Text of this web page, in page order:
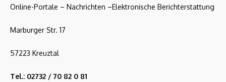
Online-Portale – Nachrichten –Elektronische Berichterstattung
Marburger Str. 17
57223 Kreuztal
Tel.: 02732 / 70 82 0 81